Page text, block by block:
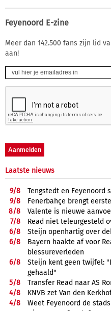
Feyenoord E-zine
Meer dan 142.500 fans zijn lid
aan!
Laatste nieuws
9/8
Tengstedt en Feyenoord
9/8
Fenerbahçe brengt
8/8
Valente is nieuwe
7/8
Read niet teleurgesteld
6/8
Steijn openhartig over
6/8
Bayern haakte af voor
blessureverleden
6/8
Steijn kent geen twijfel:
gehaald"
5/8
Transfer Read naar AS
4/8
KNVB zet Van den
4/8
Weet Feyenoord de